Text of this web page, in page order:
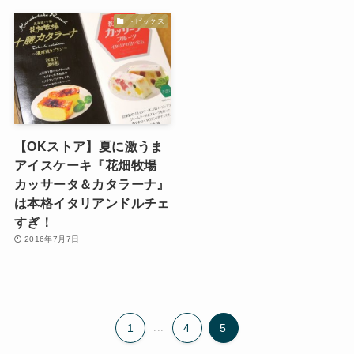
トピックス
【OKストア】夏に激うま
アイスケーキ『花畑牧場
カッサータ＆カタラーナ』
は本格イタリアンドルチェ
すぎ！
2016年7月7日
1 ... 4 5